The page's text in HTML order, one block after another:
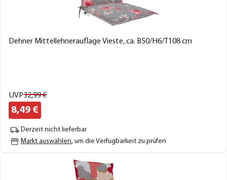
Dehner Mittellehnerauflage Vieste, ca. B50/H6/T108 cm
UVP32,99€
8,49 €
Derzeit nicht lieferbar
Markt auswählen, um die Verfügbarkeit zu prüfen